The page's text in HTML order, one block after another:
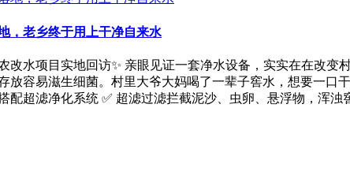
，老乡终于用上干净自来水
改水项目实地回访✨ 亲眼见证一套净水设备，实实在在改
放容易滋生细菌。村里大爷大妈喝了一辈子窖水，想要一
配超滤净化系统 ✅ 超滤过滤拦截泥沙、虫卵、悬浮物，浑